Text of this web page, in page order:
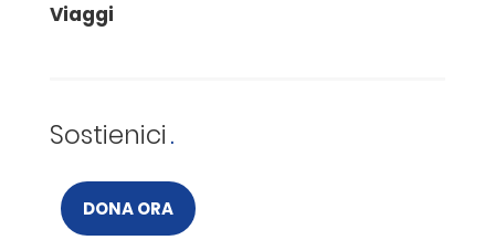
Viaggi
Sostienici
DONA ORA